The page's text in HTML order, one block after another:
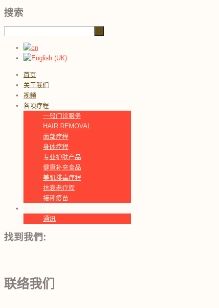
搜索
首页
关于我们
视频
各项疗程
一般门诊服务
HAIR REMOVAL
面部疗程
身体疗程
专业护肤产品
健康补充食品
美肌排毐疗程
抗衰老疗程
接種疫苗
通讯
找到我們:
联络我们